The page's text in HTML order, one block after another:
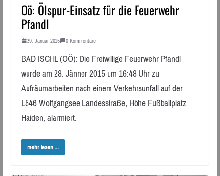
Oö: Ölspur-Einsatz für die Feuerwehr
Pfandl
29. Januar 2015 0 Kommentare
BAD ISCHL (OÖ): Die Freiwillige Feuerwehr Pfandl
wurde am 28. Jänner 2015 um 16:48 Uhr zu
Aufräumarbeiten nach einem Verkehrsunfall auf der
L546 Wolfgangsee Landesstraße, Höhe Fußballplatz
Haiden, alarmiert.
mehr lesen ...